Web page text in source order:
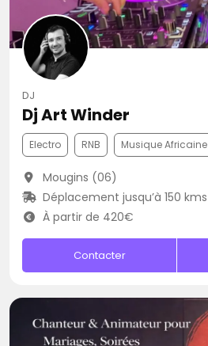
DJ
Dj Art Winder
Electro RNB Musique Africaine
Mougins (06)
Déplacement jusqu’à 150 kms
À partir de 420€
Contacter